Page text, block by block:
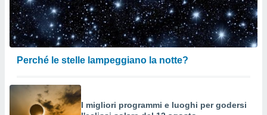
Perché le stelle lampeggiano la notte?
I migliori programmi e luoghi per godersi